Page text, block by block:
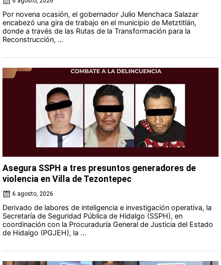
Por novena ocasión, el gobernador Julio Menchaca Salazar
encabezó una gira de trabajo en el municipio de Metztitlán,
donde a través de las Rutas de la Transformación para la
Reconstrucción, ...
Asegura SSPH a tres presuntos generadores de
violencia en Villa de Tezontepec
6 agosto, 2026
Derivado de labores de inteligencia e investigación operativa, la
Secretaría de Seguridad Pública de Hidalgo (SSPH), en
coordinación con la Procuraduría General de Justicia del Estado
de Hidalgo (PGJEH), la ...